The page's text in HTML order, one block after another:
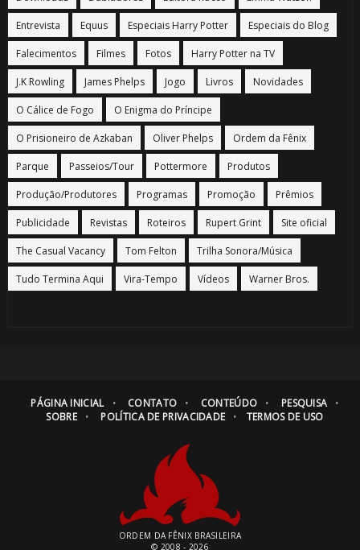
Entrevista Equus Especiais Harry Potter Especiais do Blog
Falecimentos Filmes Fotos Harry Potter na TV
J.K Rowling James Phelps Jogo Livros Novidades
O Cálice de Fogo O Enigma do Príncipe
O Prisioneiro de Azkaban Oliver Phelps Ordem da Fênix
Parque Passeios/Tour Pottermore Produtos
Produção/Produtores Programas Promoção Prêmios
Publicidade Revistas Roteiros Rupert Grint Site oficial
The Casual Vacancy Tom Felton Trilha Sonora/Música
Tudo Termina Aqui Vira-Tempo Vídeos Warner Bros.
PÁGINA INICIAL CONTATO CONTEÚDO
PESQUISA
SOBRE
POLÍTICA DE PRIVACIDADE TERMOS DE USO
ORDEM DA FÊNIX BRASILEIRA
© 2008 - 2026